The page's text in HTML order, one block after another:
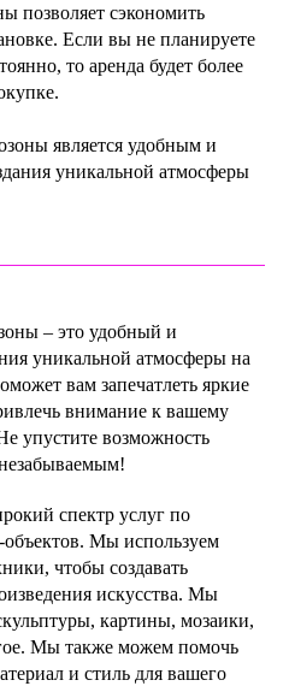
позволяет сэкономить
Если вы не планируете
то аренда будет более
является удобным и
уникальной атмосферы
– это удобный и
уникальной атмосферы на
вам запечатлеть яркие
внимание к вашему
упустите возможность
спектр услуг по
объектов. Мы используем
чтобы создавать
искусства. Мы
картины, мозаики,
Мы также можем помочь
и стиль для вашего